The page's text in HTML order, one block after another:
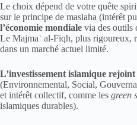
Le choix dépend de votre quête
sur le principe de maslaha (intérêt
l’économie mondiale via des outils
Le Majmaʿ al-Fiqh, plus rigoureux,
dans un marché actuel limité.
L’investissement islamique rejoint
(Environnemental, Social,
et intérêt collectif, comme les green
islamiques durables).